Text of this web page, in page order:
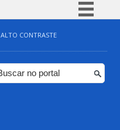
Simplifique!
Comunica BR
Participe
ALTO CONTRASTE